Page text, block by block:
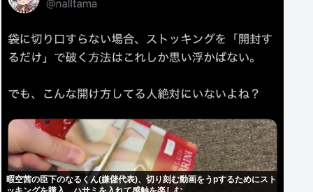
暇空茜の臣下のなるくん(嫌儲代表)、切り刻む動画をうpするためにスト